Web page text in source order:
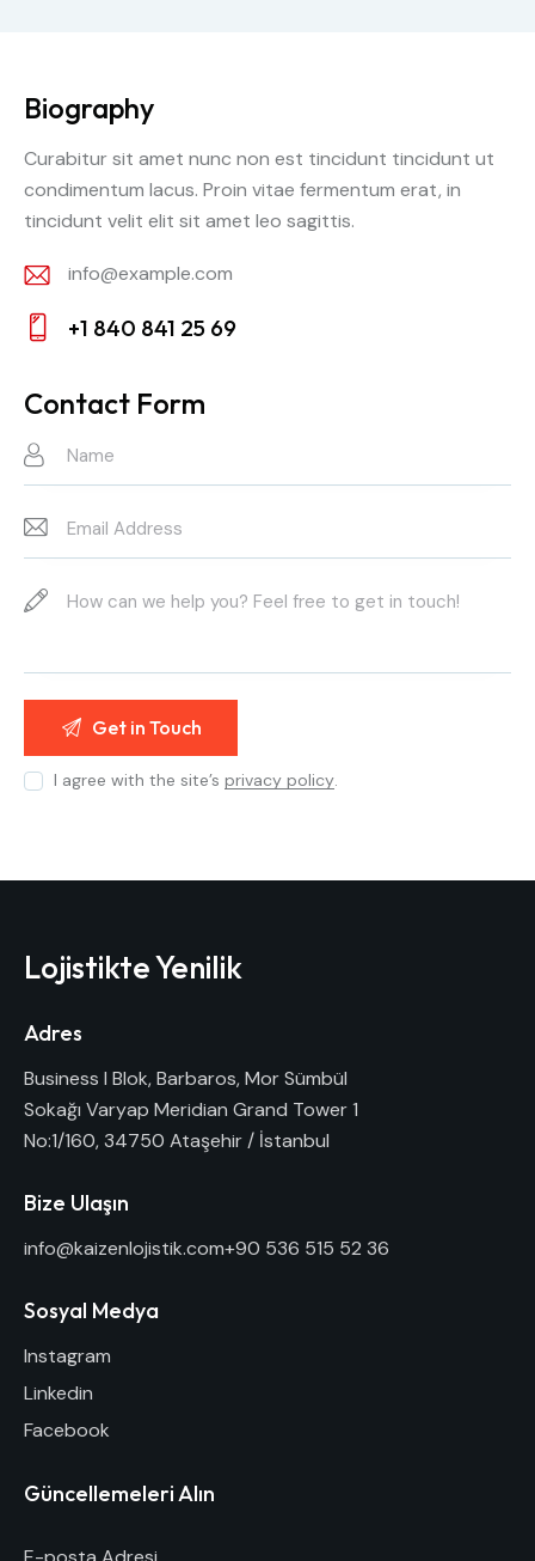
Biography
Curabitur sit amet nunc non est tincidunt tincidunt ut
condimentum lacus. Proin vitae fermentum erat, in
tincidunt velit elit sit amet leo sagittis.
E-
po
a:
info@example.com
lef
:
+1 840 841 25 69
Contact Form
I agree with the site’sprivacy policy
Lojistikte Yenilik
Adres
Business I Blok, Barbaros, Mor Sümbül
Sokağı Varyap Meridian Grand Tower 1
No:1/160, 34750 Ataşehir / İstanbul
Bize Ulaşın
info@kaizenlojistik.com+90 536 515 52 36
Sosyal Medya
Instagram
Linkedin
Facebook
Güncellemeleri Alın